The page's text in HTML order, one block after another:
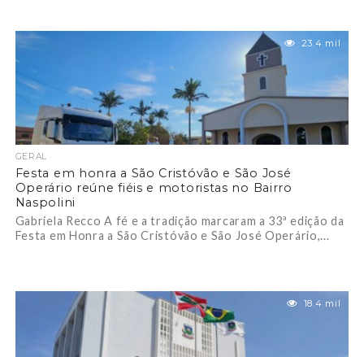
23.4 mil
GERAL
Festa em honra a São Cristóvão e São José
Operário reúne fiéis e motoristas no Bairro
Naspolini
Gabriela Recco A fé e a tradição marcaram a 33ª edição da
Festa em Honra a São Cristóvão e São José Operário,...
18.4 mil